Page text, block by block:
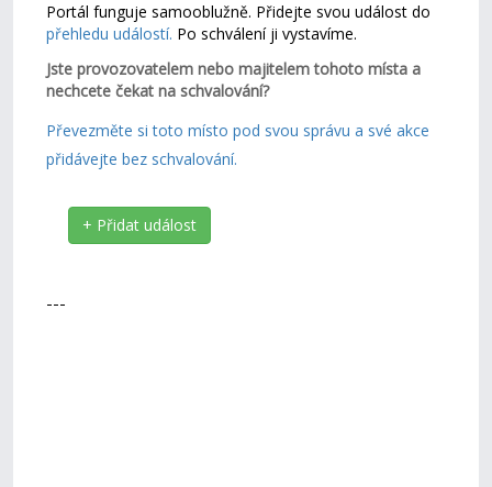
Portál funguje samooblužně. Přidejte svou událost do
přehledu událostí. Po schválení ji vystavíme.
Jste provozovatelem nebo majitelem tohoto místa a
nechcete čekat na schvalování?
Převezměte si toto místo pod svou správu a své akce
přidávejte bez schvalování.
+ Přidat událost
---